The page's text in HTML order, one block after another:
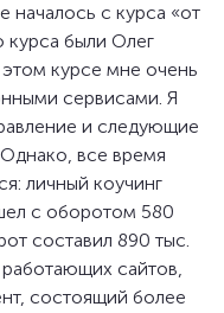
с курса «от
курса были Олег
курсе мне очень
сервисами. Я
и следующие
Однако, все время
личный коучинг
с оборотом 580
составил 890 тыс.
сайтов,
состоящий более